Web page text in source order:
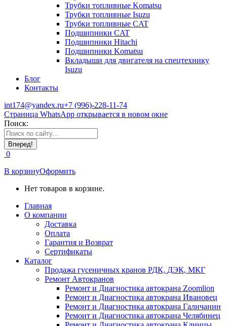
Трубки топливные Komatsu
Трубки топливные Isuzu
Трубки топливные CAT
Подшипники CAT
Подшипники Hitachi
Подшипники Komatsu
Вкладыши для двигателя на спецтехнику
Isuzu
Блог
Контакты
int174@yandex.ru+7 (996)-228-11-74
Страница WhatsApp открывается в новом окне
Поиск:
0
В корзинуОформить
Нет товаров в корзине.
Главная
О компании
Доставка
Оплата
Гарантия и Возврат
Сертификаты
Каталог
Продажа гусеничных кранов РДК, ДЭК, МКГ
Ремонт Автокранов
Ремонт и Диагностика автокрана Zoomlion
Ремонт и Диагностика автокрана Ивановец
Ремонт и Диагностика автокрана Галичанин
Ремонт и Диагностика автокрана Челябинец